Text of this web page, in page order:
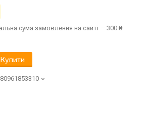
сума замовлення на сайті — 300 ₴
Купити